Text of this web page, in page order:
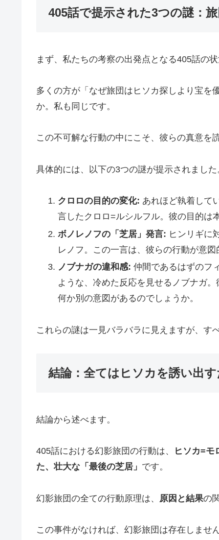
405話で提示された3つの謎：
まず、私たちの考察の出発点となる405話の
多くの方が「なぜ旅団はヒソカ探しより宝を
か。私も同じです。
この不可解な行動の中にこそ、彼らの真意を
具体的には、以下の3つの謎が提示されました
クロロの目的の変化: あれほど執着して
言したクロロ=ルシルフル。彼の目的は
ボノレノフの「芝居」発言: ヒンリギに
レノフ。この一言は、彼らの行動が意
ノブナガの違和感: 仲間であるはずのフ
ような、冷めた反応を見せるノブナガ
何か別の意図があるのでしょうか。
これらの謎は一見バラバラに見えますが、す
結論：全てはヒソカを誘い出
結論から述べます。
405話における幻影旅団の行動は、
ヒソカ=モ
た、壮大な「最後の芝居」 です。
幻影旅団の全ての行動原理は、 原因と結果の
この事件がなければ、幻影旅団は存在しませ